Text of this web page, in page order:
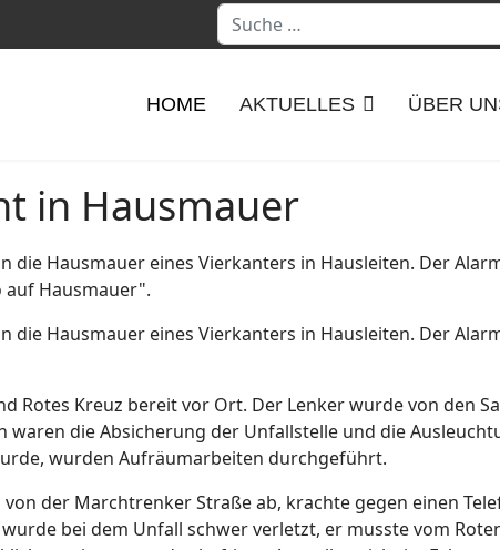
Suchen
HOME AKTUELLES ÜBER
in Hausmauer
die Hausmauer eines Vierkanters in Hausleiten. Der
Hausmauer".
die Hausmauer eines Vierkanters in Hausleiten. Der
Rotes Kreuz bereit vor Ort. Der Lenker wurde von den
die Absicherung der Unfallstelle und die
wurden Aufräumarbeiten durchgeführt.
der Marchtrenker Straße ab, krachte gegen einen
bei dem Unfall schwer verletzt, er musste vom